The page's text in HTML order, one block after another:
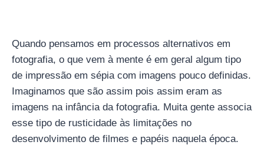
Quando pensamos em processos alternativos em
fotografia, o que vem à mente é em geral algum tipo
de impressão em sépia com imagens pouco definidas.
Imaginamos que são assim pois assim eram as
imagens na infância da fotografia. Muita gente associa
esse tipo de rusticidade às limitações no
desenvolvimento de filmes e papéis naquela época.